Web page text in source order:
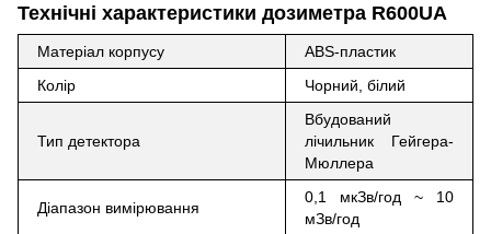
Технічні характеристики дозиметра R600UA
Матеріал корпусу
ABS-пластик
Колір
Чорний, білий
Тип детектора
Вбудований
лічильник Гейгера-
Мюллера
Діапазон вимірювання
0,1 мкЗв/год ~ 10
мЗв/год